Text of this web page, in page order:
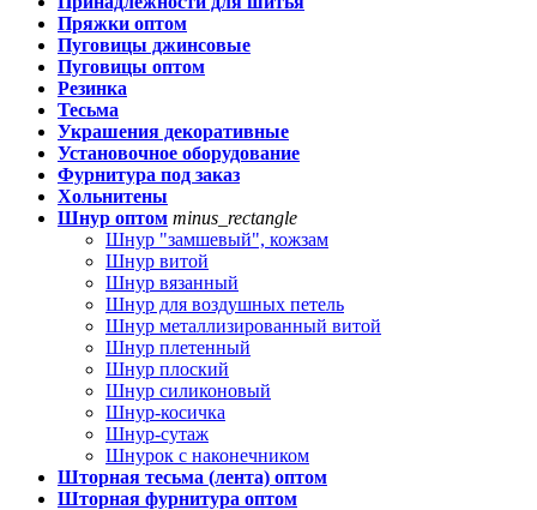
Пряжки оптом
Пуговицы джинсовые
Пуговицы оптом
Резинка
Тесьма
Украшения декоративные
Установочное оборудование
Фурнитура под заказ
Хольнитены
Шнур оптом minus_rectangle
Шнур "замшевый", кожзам
Шнур витой
Шнур вязанный
Шнур для воздушных петель
Шнур металлизированный витой
Шнур плетенный
Шнур плоский
Шнур силиконовый
Шнур-косичка
Шнур-сутаж
Шнурок с наконечником
Шторная тесьма (лента) оптом
Шторная фурнитура оптом